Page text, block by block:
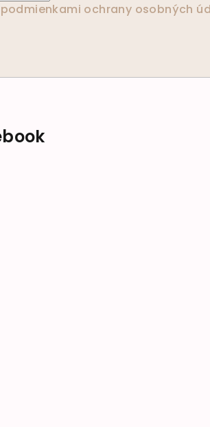
podmienkami ochrany osobných